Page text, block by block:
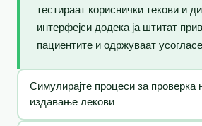
тестираат кориснички текови и
интерфејси додека ја штитат
пациентите и одржуваат
Симулирајте процеси за проверка
издавање лекови